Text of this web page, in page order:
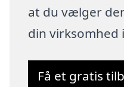
at du vælger
din virksomhed
Få et gratis